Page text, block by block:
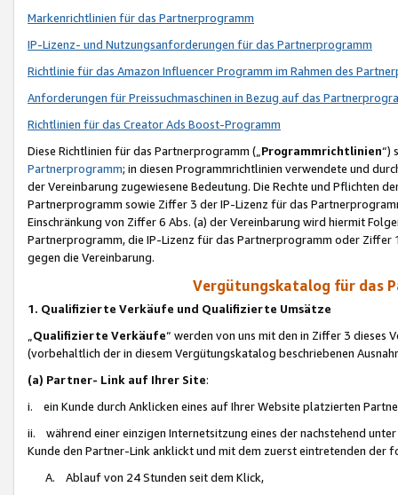
Markenrichtlinien für das Partnerprogramm
IP-Lizenz- und Nutzungsanforderungen für das Partnerprogramm
Richtlinie für das Amazon Influencer Programm im Rahmen des
Anforderungen für Preissuchmaschinen in Bezug auf das
Richtlinien für das Creator Ads Boost-Programm
Diese Richtlinien für das Partnerprogramm („Programmrichtlinien“)
Partnerprogramm; in diesen Programmrichtlinien verwendete und
der Vereinbarung zugewiesene Bedeutung. Die Rechte und Pflichten
Partnerprogramm sowie Ziffer 3 der IP-Lizenz für das
Einschränkung von Ziffer 6 Abs. (a) der Vereinbarung wird hiermit
Partnerprogramm, die IP-Lizenz für das Partnerprogramm oder
gegen die Vereinbarung.
Vergütungskatalog für das
1. Qualifizierte Verkäufe und Qualifizierte Umsätze
Qualifizierte Verkäufe“ werden von uns mit den in Ziffer 3
(vorbehaltlich der in diesem Vergütungskatalog beschriebenen
(a) Partner- Link auf Ihrer Site:
i. ein Kunde durch Anklicken eines auf Ihrer Website platzierten
ii. während einer einzigen Internetsitzung eines der nachstehend
Kunde den Partner-Link anklickt und mit dem zuerst eintretenden der
A. Ablauf von 24 Stunden seit dem Klick,